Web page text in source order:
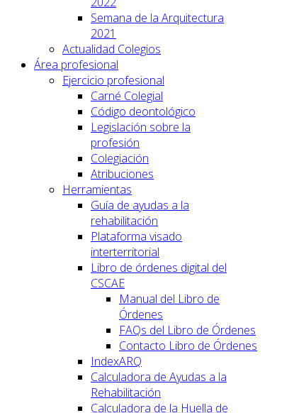
Semana de la Arquitectura
2021
Actualidad Colegios
Área profesional
Ejercicio profesional
Carné Colegial
Código deontológico
Legislación sobre la
profesión
Colegiación
Atribuciones
Herramientas
Guía de ayudas a la
rehabilitación
Plataforma visado
interterritorial
Libro de órdenes digital del
CSCAE
Manual del Libro de
Órdenes
FAQs del Libro de Órdenes
Contacto Libro de Órdenes
IndexARQ
Calculadora de Ayudas a la
Rehabilitación
Calculadora de la Huella de